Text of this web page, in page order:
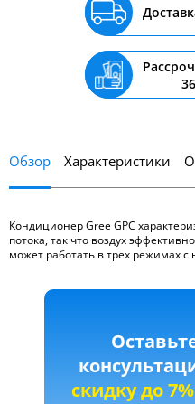
Обзор Характеристики
Кондиционер Gree GPC
потока, так что воздух
может работать в трех режимах
скидку до 7%